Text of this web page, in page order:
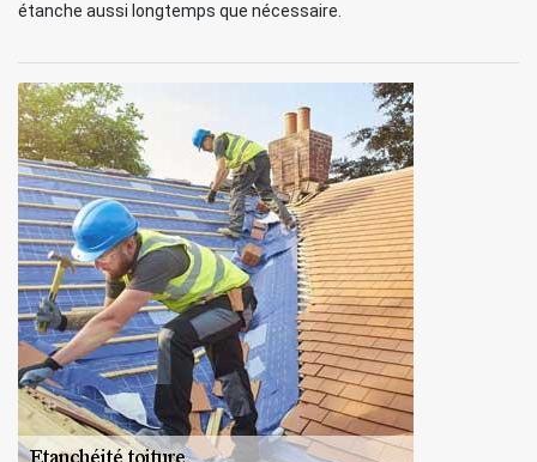
étanche aussi longtemps que nécessaire.